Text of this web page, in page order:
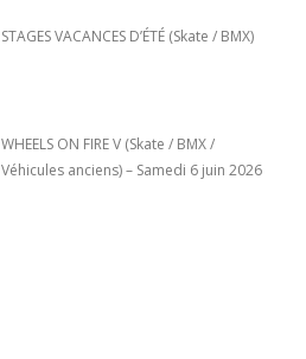
STAGES VACANCES D’ÉTÉ (Skate / BMX)
WHEELS ON FIRE V (Skate / BMX /
Véhicules anciens) – Samedi 6 juin 2026